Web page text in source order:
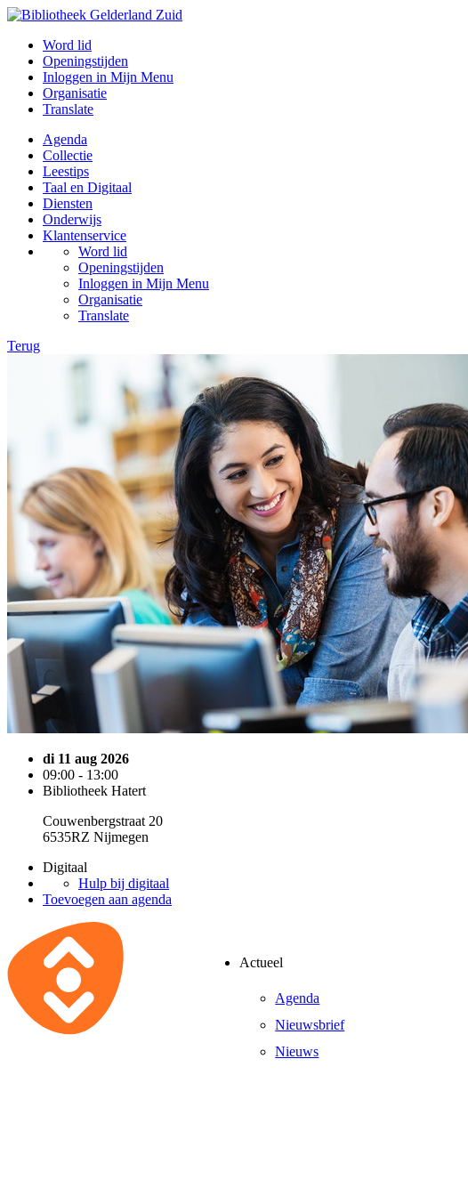
Word lid
Openingstijden
Inloggen in Mijn Menu
Organisatie
Translate
Agenda
Collectie
Leestips
Taal en Digitaal
Diensten
Onderwijs
Klantenservice
Word lid
Openingstijden
Inloggen in Mijn Menu
Organisatie
Translate
Terug
di 11 aug 2026
09:00 - 13:00
Bibliotheek Hatert
Couwenbergstraat 20
6535RZ Nijmegen
Digitaal
Hulp bij digitaal
Toevoegen aan agenda
Actueel
Agenda
Nieuwsbrief
Nieuws